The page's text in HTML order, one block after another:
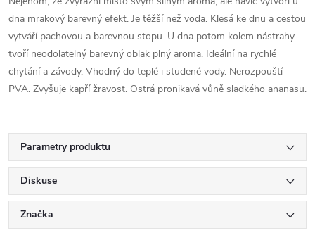
dna mrakový barevný efekt. Je těžší než voda. Klesá ke dnu a cestou
vytváří pachovou a barevnou stopu. U dna potom kolem nástrahy
tvoří neodolatelný barevný oblak plný aroma. Ideální na rychlé
chytání a závody. Vhodný do teplé i studené vody. Nerozpouští
PVA. Zvyšuje kapří žravost. Ostrá pronikavá vůně sladkého ananasu.
Parametry produktu
Diskuse
Značka